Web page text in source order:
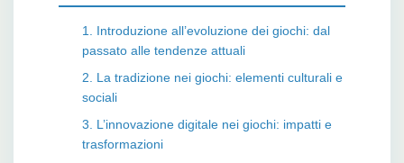
1. Introduzione all’evoluzione dei giochi: dal
passato alle tendenze attuali
2. La tradizione nei giochi: elementi culturali e
sociali
3. L’innovazione digitale nei giochi: impatti e
trasformazioni